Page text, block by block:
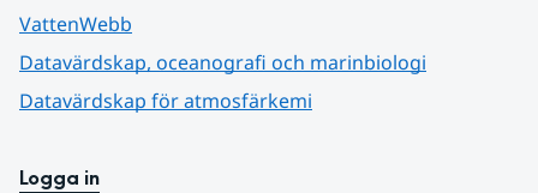
VattenWebb
Datavärdskap, oceanografi och marinbiologi
Datavärdskap för atmosfärkemi
Logga in